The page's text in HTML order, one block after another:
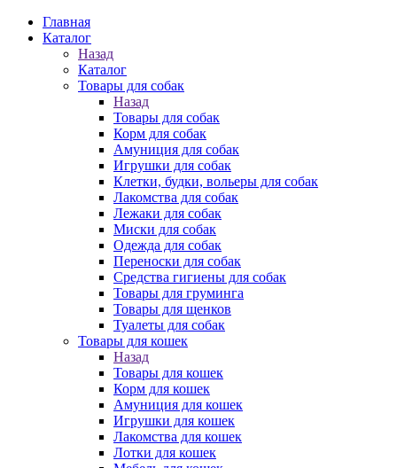
Главная
Каталог
Назад
Каталог
Товары для собак
Назад
Товары для собак
Корм для собак
Амуниция для собак
Игрушки для собак
Клетки, будки, вольеры для собак
Лакомства для собак
Лежаки для собак
Миски для собак
Одежда для собак
Переноски для собак
Средства гигиены для собак
Товары для груминга
Товары для щенков
Туалеты для собак
Товары для кошек
Назад
Товары для кошек
Корм для кошек
Амуниция для кошек
Игрушки для кошек
Лакомства для кошек
Лотки для кошек